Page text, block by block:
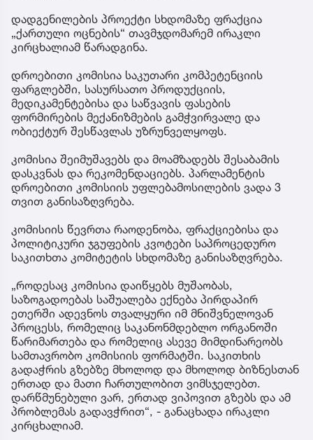
დადგენილების პროექტი სხდომაზე ფრაქცია
„ქართული ოცნების“ თავმჯდომარემ ირაკლი
კირცხალიამ წარადგინა.
დროებითი კომისია საკუთარი კომპეტენციის
ფარგლებში, სასურსათო პროდუქციის,
მედიკამენტებისა და საწვავის ფასების
ფორმირების მექანიზმების გამჭვირვალე და
ობიექტურ შესწავლას უზრუნველყოფს.
კომისია შეიმუშავებს და მოამზადებს შესაბამის
დასკვნას და რეკომენდაციებს. პარლამენტის
დროებითი კომისიის უფლებამოსილების ვადა 3
თვით განისაზღვრება.
კომისიის წევრთა რაოდენობა, ფრაქციებისა და
პოლიტიკური ჯგუფების კვოტები საპროცედურო
საკითხთა კომიტეტის სხდომაზე განისაზღვრება.
„როდესაც კომისია დაიწყებს მუშაობას,
საზოგადოებას საშუალება ექნება პირდაპირ
ეთერში ადევნოს თვალყური იმ მნიშვნელოვან
პროცესს, რომელიც საკანონმდებლო ორგანოში
წარიმართება და რომელიც ასევე მიმდინარეობს
სამთავრობო კომისიის ფორმატში. საკითხის
გადაჭრის გზებზე მხოლოდ და მხოლოდ ბიზნესთან
ერთად და მათი ჩართულობით ვიმსჯელებთ.
დარწმუნებული ვარ, ერთად ვიპოვით გზებს და ამ
პრობლემას გადავჭრით“, - განაცხადა ირაკლი
კირცხალიამ.